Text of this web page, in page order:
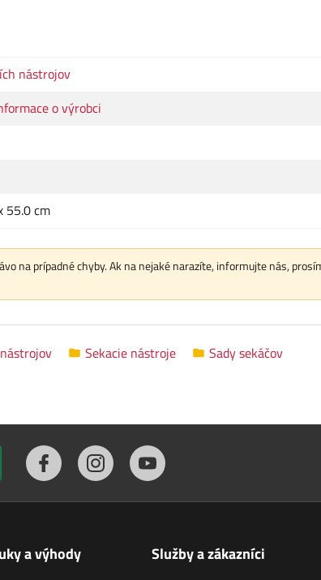
nástrojov
o výrobci
55.0 cm
na prípadné chyby. Ak na nejaké narazíte, informujte nás,
Sekacie nástroje Sady sekáčov
a výhody Služby a zákazníci